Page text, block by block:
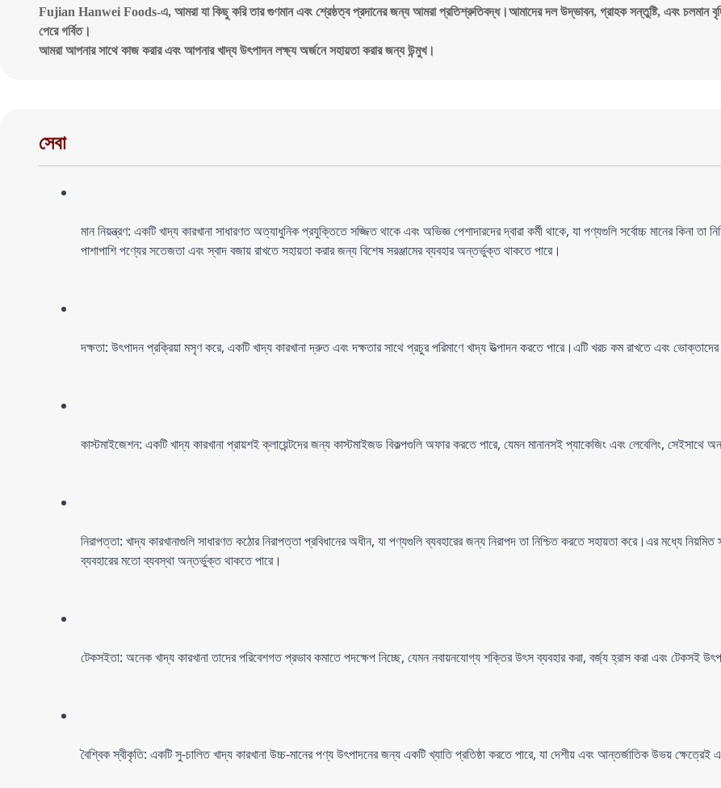
Fujian Hanwei Foods-এ, আমরা যা কিছু করি তার গুণমান এবং শ্রেষ্ঠত্ব প্রদানের জন্য আমরা প্রতিশ্রুতিবদ্ধ।আমাদের দল উদ্ভাবন, গ্রাহক সন্তুষ্টি, এবং চলমান
পেরে গর্বিত।
আমরা আপনার সাথে কাজ করার এবং আপনার খাদ্য উৎপাদন লক্ষ্য অর্জনে সহায়তা করার জন্য উন্মুখ।
সেবা
মান নিয়ন্ত্রণ: একটি খাদ্য কারখানা সাধারণত অত্যাধুনিক প্রযুক্তিতে সজ্জিত থাকে এবং অভিজ্ঞ পেশাদারদের দ্বারা কর্মী থাকে, যা পণ্যগুলি সর্বোচ্চ মানের কিনা তা
পাশাপাশি পণ্যের সতেজতা এবং স্বাদ বজায় রাখতে সহায়তা করার জন্য বিশেষ সরঞ্জামের ব্যবহার অন্তর্ভুক্ত থাকতে পারে।
দক্ষতা: উৎপাদন প্রক্রিয়া মসৃণ করে, একটি খাদ্য কারখানা দ্রুত এবং দক্ষতার সাথে প্রচুর পরিমাণে খাদ্য উত্পাদন করতে পারে।এটি খরচ কম রাখতে এবং
কাস্টমাইজেশন: একটি খাদ্য কারখানা প্রায়শই ক্লায়েন্টদের জন্য কাস্টমাইজড বিকল্পগুলি অফার করতে পারে, যেমন মানানসই প্যাকেজিং এবং লেবেলিং, সেইসাথে
নিরাপত্তা: খাদ্য কারখানাগুলি সাধারণত কঠোর নিরাপত্তা প্রবিধানের অধীন, যা পণ্যগুলি ব্যবহারের জন্য নিরাপদ তা নিশ্চিত করতে সহায়তা করে।এর মধ্যে নিয়মিত
ব্যবহারের মতো ব্যবস্থা অন্তর্ভুক্ত থাকতে পারে।
টেকসইতা: অনেক খাদ্য কারখানা তাদের পরিবেশগত প্রভাব কমাতে পদক্ষেপ নিচ্ছে, যেমন নবায়নযোগ্য শক্তির উৎস ব্যবহার করা, বর্জ্য হ্রাস করা এবং টেকসই
বৈশ্বিক স্বীকৃতি: একটি সু-চালিত খাদ্য কারখানা উচ্চ-মানের পণ্য উৎপাদনের জন্য একটি খ্যাতি প্রতিষ্ঠা করতে পারে, যা দেশীয় এবং আন্তর্জাতিক উভয় ক্ষেত্রেই